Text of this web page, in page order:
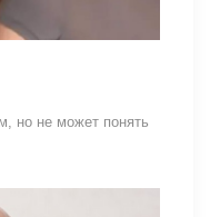
но не может понять